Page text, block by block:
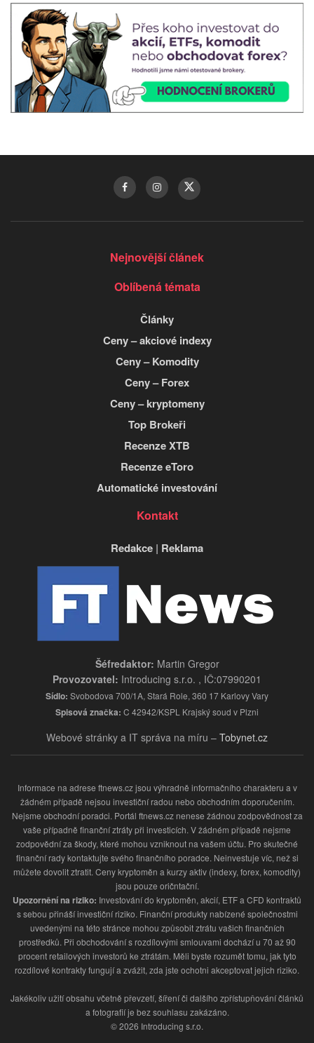
Nejnovější článek
Oblíbená témata
Články
Ceny – akciové indexy
Ceny – Komodity
Ceny – Forex
Ceny – kryptomeny
Top Brokeři
Recenze XTB
Recenze eToro
Automatické investování
Kontakt
Redakce | Reklama
Šéfredaktor: Martin Gregor
Provozovatel: Introducing s.r.o. , IČ:07990201
Sídlo: Svobodova 700/1A, Stará Role, 360 17 Karlovy Vary
Spisová značka: C 42942/KSPL Krajský soud v Plzni
Webové stránky a IT správa na míru – Tobynet.cz
Informace na adrese ftnews.cz jsou výhradně informačního charakteru a v
žádném případě nejsou investiční radou nebo obchodním doporučením.
Nejsme obchodní poradci. Portál ftnews.cz nenese žádnou zodpovědnost za
vaše případně finanční ztráty při investicích. V žádném případě nejsme
zodpovědní za škody, které mohou vzniknout na vašem účtu. Pro skutečné
finanční rady kontaktujte svého finančního poradce. Neinvestuje víc, než si
můžete dovolit ztratit. Ceny kryptoměn a kurzy aktiv (indexy, forex, komodity)
jsou pouze oričntační.
Upozornění na riziko: Investování do kryptoměn, akcií, ETF a CFD kontraktů
s sebou přináší investiční riziko. Finanční produkty nabízené společnostmi
uvedenými na této stránce mohou způsobit ztrátu vašich finančních
prostředků. Při obchodování s rozdílovými smlouvami dochází u 70 až 90
procent retailových investorů ke ztrátám. Měli byste rozumět tomu, jak tyto
rozdílové kontrakty fungují a zvážit, zda jste ochotni akceptovat jejich riziko.
Jakékoliv užití obsahu včetně převzetí, šíření či dalšího zpřístupňování článků
a fotografií je bez souhlasu zakázáno.
© 2026 Introducing s.r.o.